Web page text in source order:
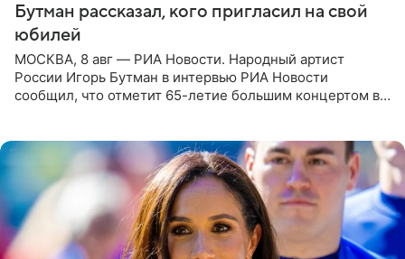
Бутман рассказал, кого пригласил на свой
юбилей
МОСКВА, 8 авг — РИА Новости. Народный артист
России Игорь Бутман в интервью РИА Новости
сообщил, что отметит 65-летие большим концертом в